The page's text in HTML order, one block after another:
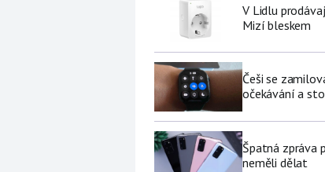
V Lidlu
Mizí bleskem
Češi se
očekávání a
Špatná zpráva
neměli dělat